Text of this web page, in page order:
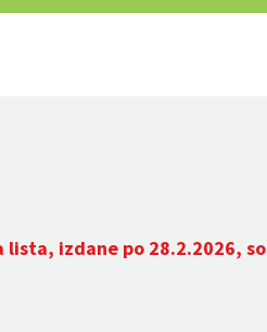
izdane po 28.2.2026, so